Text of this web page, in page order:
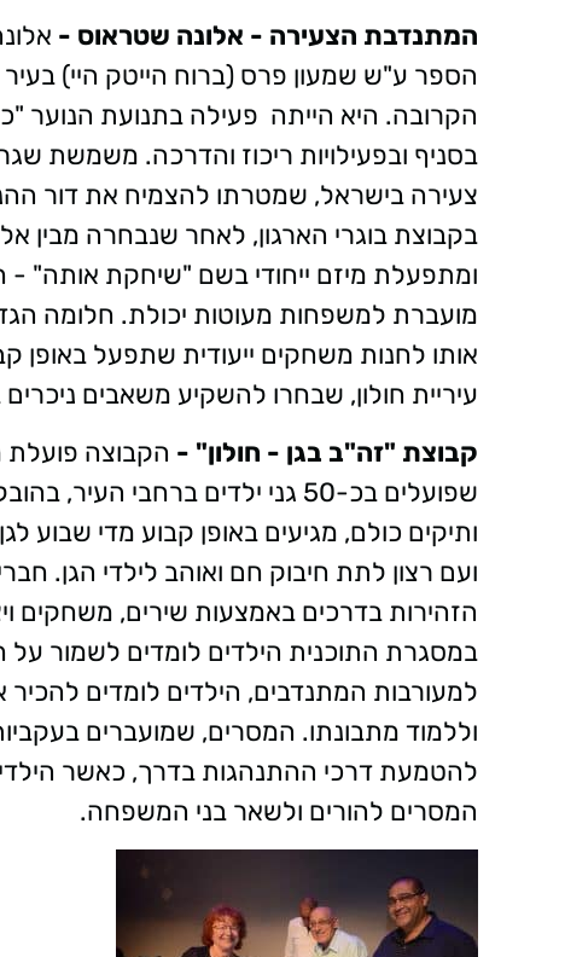
המתנדבת הצעירה - אלונה שטראוס -
הספר ע"ש שמעון פרס (ברוח הייטק היי)
הקרובה. היא הייתה פעילה בתנועת הנוער
בסניף ובפעילויות ריכוז והדרכה. משמשת
צעירה בישראל, שמטרתו להצמיח את דור
בקבוצת בוגרי הארגון, לאחר שנבחרה מבין
ומתפעלת מיזם ייחודי בשם "שיחקת אותה"
מועברת למשפחות מעוטות יכולת. חלומה
אותו לחנות משחקים ייעודית שתפעל באופן
עיריית חולון, שבחרו להשקיע משאבים
קבוצת "זה"ב בגן - חולון" -
שפועלים בכ-50 גני ילדים
ותיקים כולם, מגיעים באופן קבוע מדי שבוע
ועם רצון לתת חיבוק חם ואוהב לילדי הגן.
הזהירות בדרכים באמצעות שירים, משחקים
במסגרת התוכנית הילדים לומדים לשמור על
למעורבות המתנדבים, הילדים לומדים
וללמוד מתבונתו. המסרים, שמועברים
להטמעת דרכי ההתנהגות בדרך, כאשר
המסרים להורים ולשאר בני המשפחה.